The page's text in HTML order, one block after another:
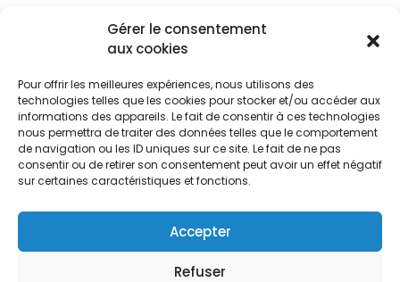
Gérer le consentement
aux cookies
Pour offrir les meilleures expériences, nous utilisons des
technologies telles que les cookies pour stocker et/ou accéder aux
informations des appareils. Le fait de consentir à ces technologies
nous permettra de traiter des données telles que le comportement
de navigation ou les ID uniques sur ce site. Le fait de ne pas
consentir ou de retirer son consentement peut avoir un effet négatif
sur certaines caractéristiques et fonctions.
Accepter
Refuser
Nous joindre
Tél. 450 546-2703
Restez informés
Abonnez-vous aux alertes municipales
Je m'abonne